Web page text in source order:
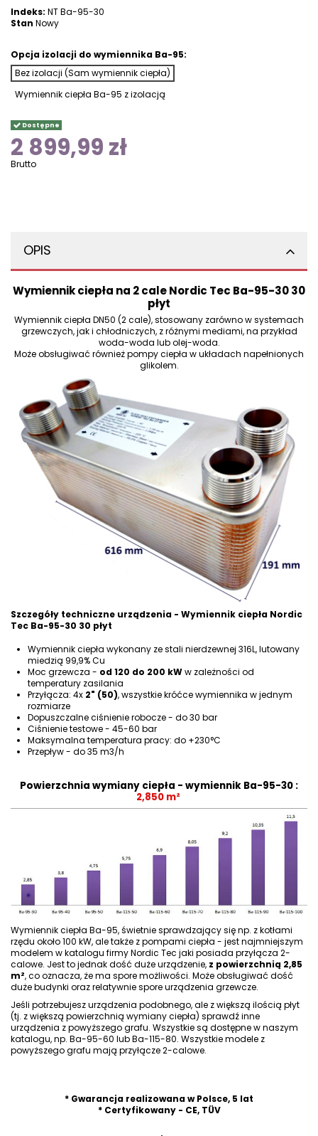
Indeks: NT Ba-95-30
Stan Nowy
Opcja izolacji do wymiennika Ba-95:
Bez izolacji (Sam wymiennik ciepła)
Wymiennik ciepła Ba-95 z izolacją
Dostępne
2 899,99 zł
Brutto
OPIS
Wymiennik ciepła na 2 cale Nordic Tec Ba-95-30 30
płyt
Wymiennik ciepła DN50 (2 cale), stosowany zarówno w systemach
grzewczych, jak i chłodniczych, z różnymi mediami, na przykład
woda-woda lub olej-woda.
Może obsługiwać również pompy ciepła w układach napełnionych
glikolem.
Szczegóły techniczne urządzenia - Wymiennik ciepła Nordic
Tec Ba-95-30 30 płyt
Wymiennik ciepła wykonany ze stali nierdzewnej 316L, lutowany
miedzią 99,9% Cu
Moc grzewcza - od 120 do 200 kWw zależności od
temperatury zasilania
Przyłącza: 4x 2" (50), wszystkie króćce wymiennika w jednym
rozmiarze
Dopuszczalne ciśnienie robocze - do 30 bar
Ciśnienie testowe - 45-60 bar
Maksymalna temperatura pracy: do +230°C
Przepływ - do 35 m3/h
Powierzchnia wymiany ciepła - wymiennik Ba-95-30 :
2,850 m²
Wymiennik ciepła Ba-95, świetnie sprawdzający się np. z kotłami
rzędu około 100 kW, ale także z pompami ciepła - jest najmniejszym
modelem w katalogu firmy Nordic Tec jaki posiada przyłącza 2-
calowe. Jest to jednak dość duże urządzenie, z powierzchnią 2,85
m², co oznacza, że ma spore możliwości. Może obsługiwać dość
duże budynki oraz relatywnie spore urządzenia grzewcze.
Jeśli potrzebujesz urządzenia podobnego, ale z większą ilością płyt
(tj. z większą powierzchnią wymiany ciepła) sprawdź inne
urządzenia z powyższego grafu. Wszystkie są dostępne w naszym
katalogu, np. Ba-95-60 lubBa-115-80. Wszystkie modele z
powyższego grafu mają przyłącze 2-calowe.
* Gwarancja realizowana w Polsce, 5 lat
* Certyfikowany - CE, TÜV